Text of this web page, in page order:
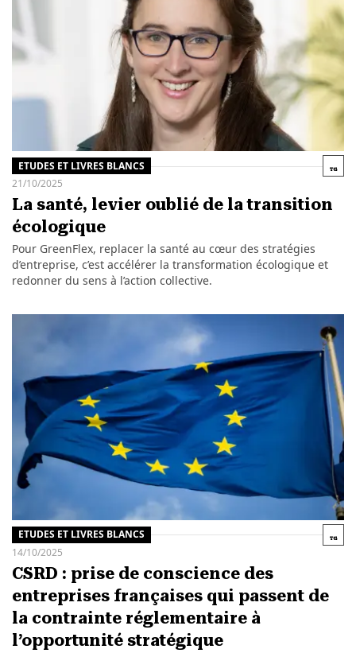
ETUDES ET LIVRES BLANCS
21/10/2025
La santé, levier oublié de la transition
écologique
Pour GreenFlex, replacer la santé au cœur des stratégies
d’entreprise, c’est accélérer la transformation écologique et
redonner du sens à l’action collective.
ETUDES ET LIVRES BLANCS
14/10/2025
CSRD : prise de conscience des
entreprises françaises qui passent de
la contrainte réglementaire à
l’opportunité stratégique